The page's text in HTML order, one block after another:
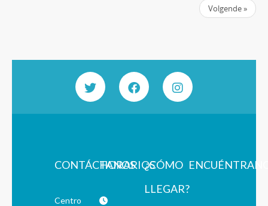
Volgende »
CONTÁCTANOS
Centro
HORARIOS¿CÓMO
LLEGAR?